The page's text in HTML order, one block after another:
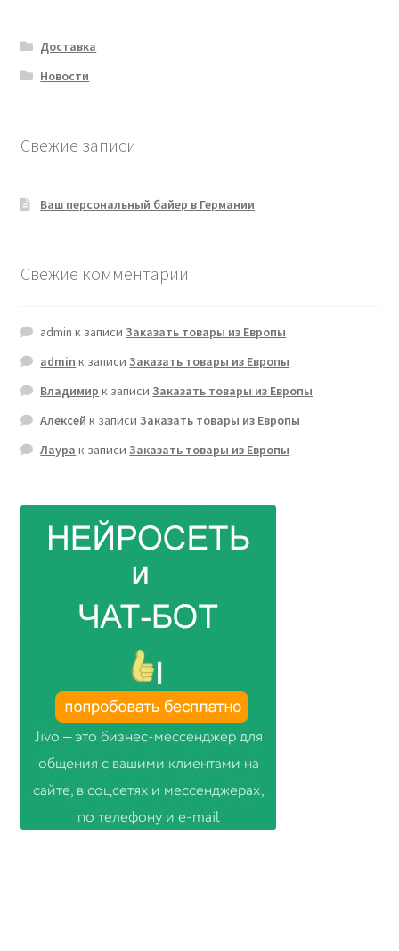
Доставка
Новости
Свежие записи
Ваш персональный байер в Германии
Свежие комментарии
admin к записиЗаказать товары из Европы
admin к записиЗаказать товары из Европы
Владимир к записиЗаказать товары из Европы
Алексей к записиЗаказать товары из Европы
Лаура к записиЗаказать товары из Европы